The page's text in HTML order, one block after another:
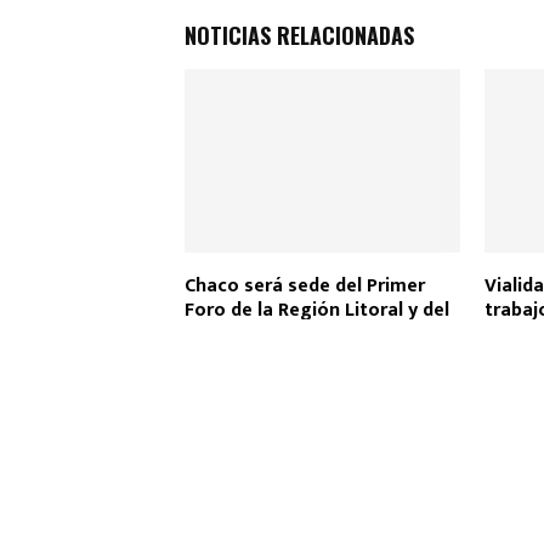
b
o
s
A
er
NOTICIAS RELACIONADAS
Chaco será sede del Primer
Foro de la Región Litoral y del